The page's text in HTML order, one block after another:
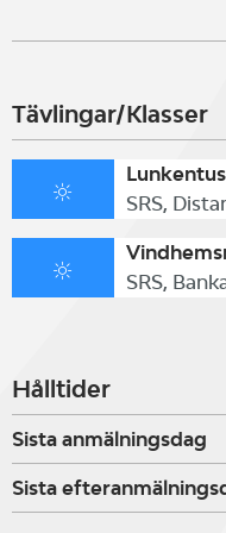
Tävlingar/Klasser
SRS,
SRS,
Hålltider
Sista anmälningsdag
Sista